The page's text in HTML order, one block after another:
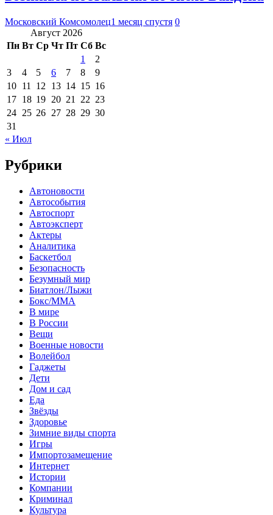
Московский Комсомолец1 месяц спустя 0
Август 2026
Пн Вт Ср Чт Пт Сб Вс
1
2
3
4 5 6 7 8
9
10 11 12 13 14 15 16
17 18 19 20 21 22 23
24 25 26 27 28 29 30
31
« Июл
Рубрики
Автоновости
Автособытия
Автоспорт
Автоэксперт
Актеры
Аналитика
Баскетбол
Безопасность
Безумный мир
Биатлон/Лыжи
Бокс/MMA
В мире
В России
Вещи
Военные новости
Волейбол
Гаджеты
Дети
Дом и сад
Еда
Звёзды
Здоровье
Зимние виды спорта
Игры
Импортозамещение
Интернет
Истории
Компании
Криминал
Культура